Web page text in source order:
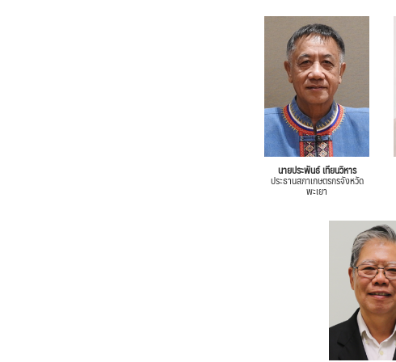
นายประพันธ์ เทียนวิหาร
ประธานสภาเกษตรกรจังหวัด
พะเยา